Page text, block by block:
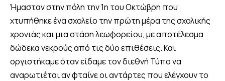
Ήμασταν στην πόλη την 1η του Οκτώβρη που
χτυπήθηκε ένα σχολείο την πρώτη μέρα της σχολικής
χρονιάς και μια στάση λεωφορείου, με αποτέλεσμα
δώδεκα νεκρούς από τις δύο επιθέσεις. Και
οργιστήκαμε όταν είδαμε τον διεθνή Τύπο να
αναρωτιέται αν φταίνε οι αντάρτες που ελέγχουν το